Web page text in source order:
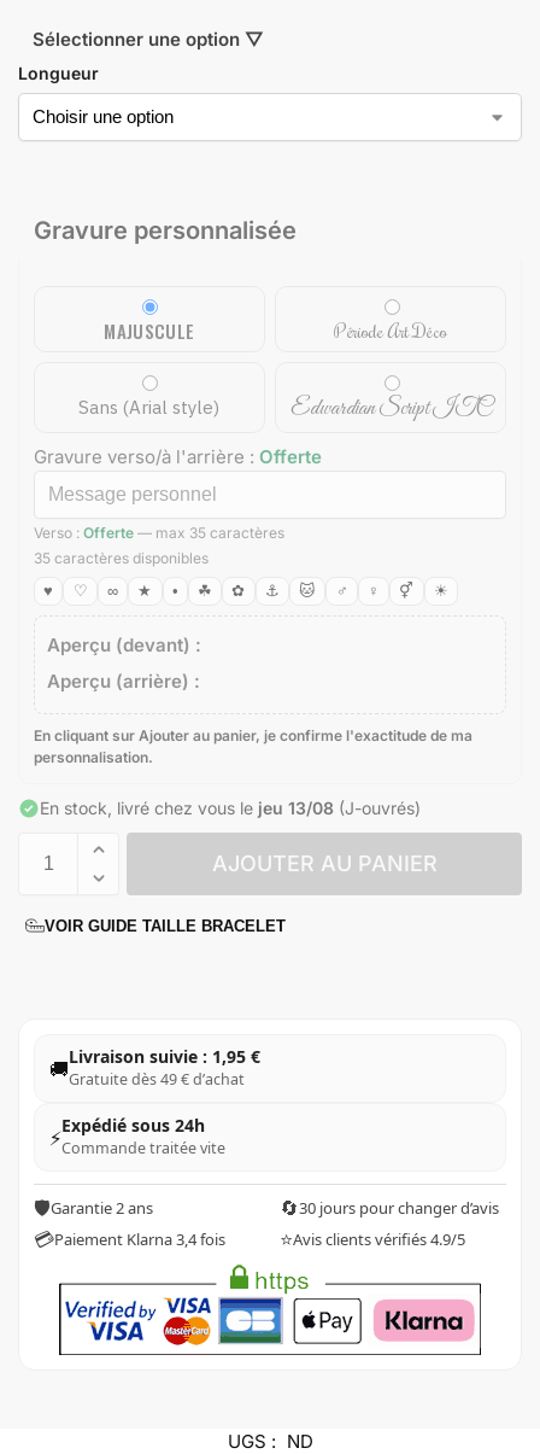
Sélectionner une option ▽
Longueur
Gravure personnalisée
MAJUSCULE Période Art Déco
Sans (Arial style) Edwardian Script ITC
Gravure verso/à l'arrière : Offerte
Verso : Offerte — max 35 caractères
35 caractères disponibles
♥
♡ ∞ ★ • ☘ ✿ ⚓ 🐱 ♂ ♀ ⚥ ☀
Aperçu (devant) :
Aperçu (arrière) :
En cliquant sur Ajouter au panier, je confirme l'exactitude de ma
personnalisation.
En stock, livré chez vous le jeu 13/08 (J-ouvrés)
AJOUTER AU PANIER
VOIR GUIDE TAILLE BRACELET
🚚Livraison suivie : 1,95 €
Gratuite dès 49 € d’achat
⚡Expédié sous 24h
Commande traitée vite
🛡️Garantie 2 ans 🔄30 jours pour changer d’avis
💳Paiement Klarna 3,4 fois ⭐Avis clients vérifiés 4.9/5
UGS : ND